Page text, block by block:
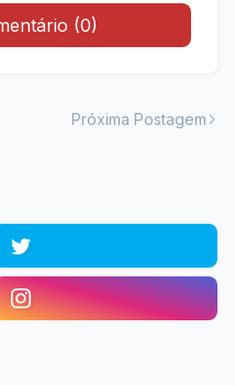
(0)
Próxima Postagem